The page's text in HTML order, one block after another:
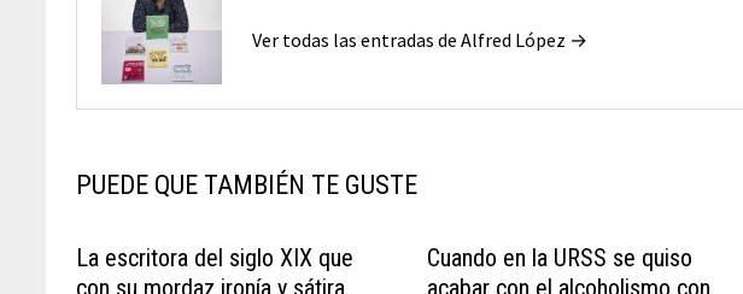
Ver todas las entradas de Alfred López →
PUEDE QUE TAMBIÉN TE GUSTE
La escritora del siglo XIX que
con su mordaz ironía y sátira
Cuando en la URSS se quiso
acabar con el alcoholismo con